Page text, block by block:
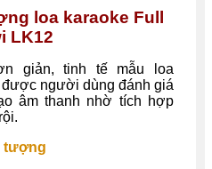
loa karaoke Full
LK12
giản, tinh tế mẫu loa
người dùng đánh giá
âm thanh nhờ tích hợp
tượng